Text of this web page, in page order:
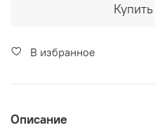
В избранное
Описание